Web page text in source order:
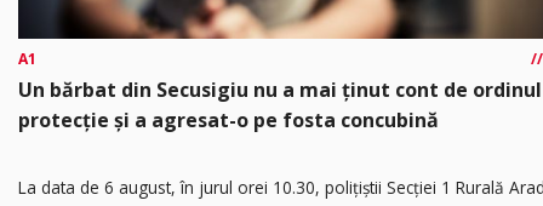
A1
Un bărbat din Secusigiu nu a mai ținut cont de
protecție și a agresat-o pe fosta concubină
​La data de 6 august, în jurul orei 10.30, polițiștii Secției 1 Rurală